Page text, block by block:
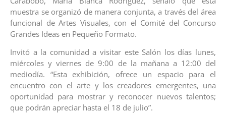
muestra se organizó de manera conjunta, a través del área
funcional de Artes Visuales, con el Comité del Concurso
Grandes Ideas en Pequeño Formato.
Invitó a la comunidad a visitar este Salón los días lunes,
miércoles y viernes de 9:00 de la mañana a 12:00 del
mediodía. “Esta exhibición, ofrece un espacio para el
encuentro con el arte y los creadores emergentes, una
oportunidad para mostrar y reconocer nuevos talentos;
que podrán apreciar hasta el 18 de julio”.